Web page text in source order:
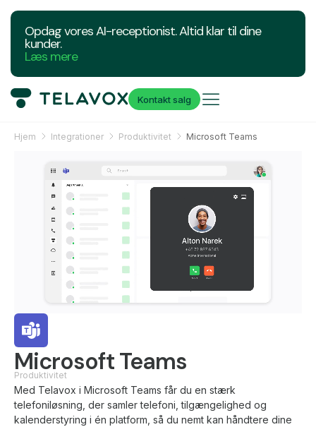
Opdag vores AI-receptionist. Altid klar til dine
kunder.
Læs mere
Kontakt salg
Hjem Integrationer Produktivitet Microsoft Teams
Microsoft Teams
Produktivitet
Med Telavox i Microsoft Teams får du en stærk
telefoniløsning, der samler telefoni, tilgængelighed og
kalenderstyring i én platform, så du nemt kan håndtere dine